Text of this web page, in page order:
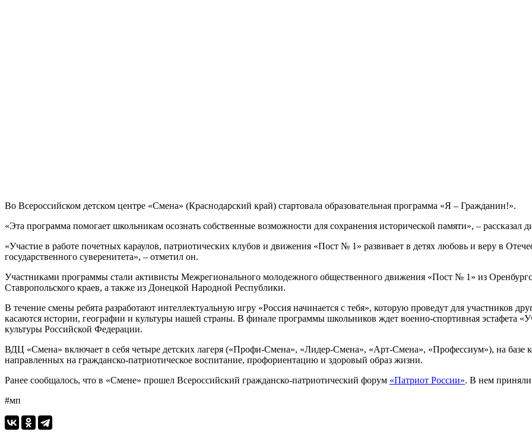
Во Всероссийском детском центре «Смена» (Краснодарский край) стартовала образовательная программа «Я – Гражданин!».
«Эта программа помогает школьникам осознать собственные возможности для сохранения исторической памяти», –
«Участие в работе почетных караулов, патриотических клубов и движения «Пост № 1» развивает в детях любовь и веру в
государственного суверенитета», – отметил он.
Участниками программы стали активисты Межрегионального молодежного общественного движения «Пост № 1» из
Ставропольского краев, а также из Донецкой Народной Республики.
В течение смены ребята разработают интеллектуальную игру «Россия начинается с тебя», которую проведут для участников
касаются истории, географии и культуры нашей страны. В финале программы школьников ждет военно-спортивная эстафета
культуры Российской Федерации.
ВДЦ «Смена» включает в себя четыре детских лагеря («Профи-Смена», «Лидер-Смена», «Арт-Смена», «Профессиум»), на базе
направленных на гражданско-патриотическое воспитание, профориентацию и здоровый образ жизни.
Ранее сообщалось, что в «Смене» прошел Всероссийский гражданско-патриотический форум «Патриот России». В нем приняли
#мп